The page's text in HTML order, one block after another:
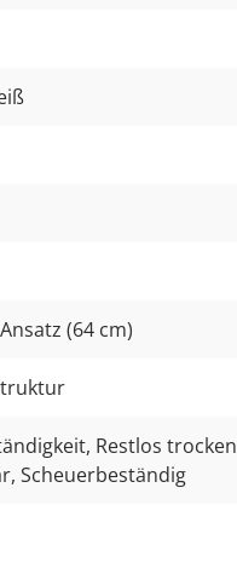
(64 cm)
, Restlos trocken
, Scheuerbeständig